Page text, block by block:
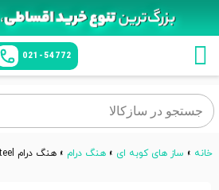
021-54772
خانه » ساز های کوبه ای » هنگ درام » هنگ درام ECLIPSE By kita steel